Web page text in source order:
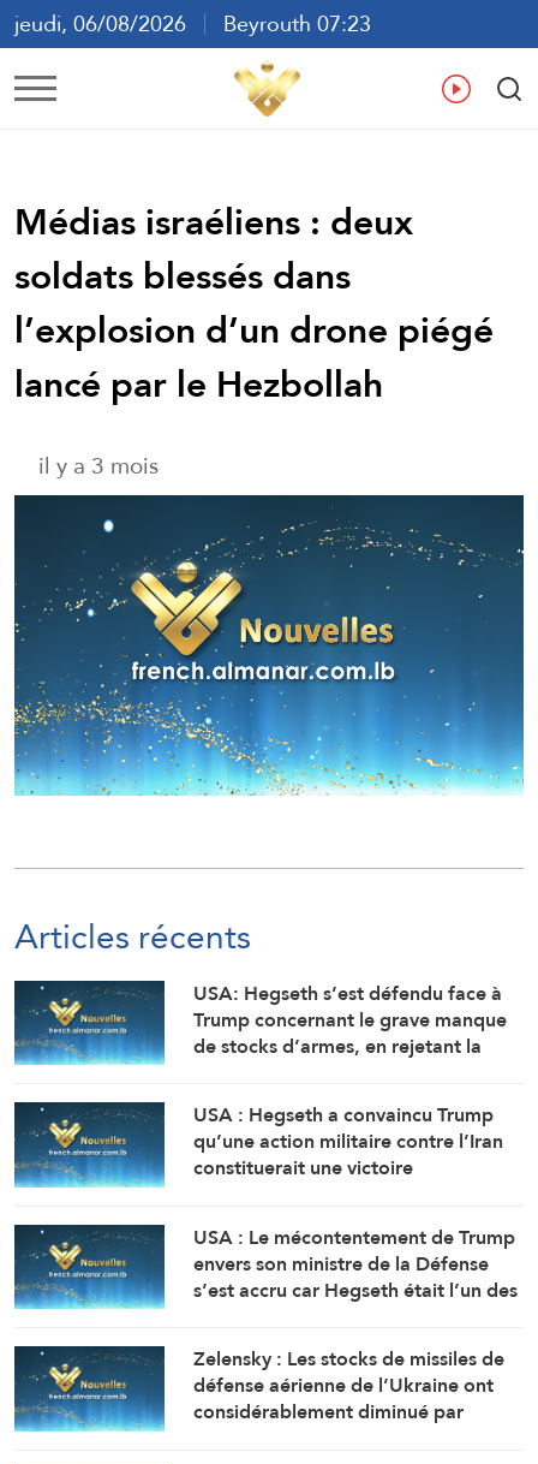
jeudi, 06/08/2026
Beyrouth 07:23
ع
Médias israéliens : deux
soldats blessés dans
l’explosion d’un drone piégé
lancé par le Hezbollah
il y a 3 mois
Articles récents
USA: Hegseth s’est défendu face à
Trump concernant le grave manque
de stocks d’armes, en rejetant la
Post, citant deux sources)
USA : Hegseth a convaincu Trump
qu’une action militaire contre l’Iran
constituerait une victoire
(Washington Post, citant des
responsables)
USA : Le mécontentement de Trump
envers son ministre de la Défense
s’est accru car Hegseth était l’un des
militaire contre l’Iran ( Washington
Post, citant des responsables)
Zelensky : Les stocks de missiles de
défense aérienne de l’Ukraine ont
considérablement diminué par